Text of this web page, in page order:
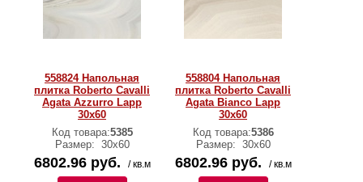
558824 Напольная
плитка Roberto Cavalli
Agata Azzurro Lapp
30x60
Код товара:5385
Размер: 30х60
6802.96 руб. / кв.м
558804 Напольная
плитка Roberto Cavalli
Agata Bianco Lapp
30x60
Код товара:5386
Размер: 30х60
6802.96 руб. / кв.м